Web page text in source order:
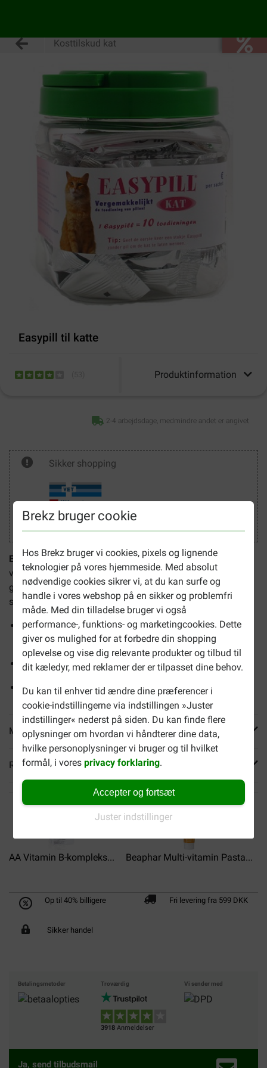
Brekz bruger cookie
Hos Brekz bruger vi cookies, pixels og lignende
teknologier på vores hjemmeside. Med absolut
nødvendige cookies sikrer vi, at du kan surfe og
handle i vores webshop på en sikker og problemfri
måde. Med din tilladelse bruger vi også
performance-, funktions- og marketingcookies. Dette
giver os mulighed for at forbedre din shopping
oplevelse og vise dig relevante produkter og tilbud til
dit kæledyr, med reklamer der er tilpasset dine behov.
Du kan til enhver tid ændre dine præferencer i
cookie-indstillingerne via indstillingen »Juster
indstillinger« nederst på siden. Du kan finde flere
oplysninger om hvordan vi håndterer dine data,
hvilke personoplysninger vi bruger og til hvilket
formål, i voresprivacy forklaring.
Accepter og fortsæt
Juster indstillinger
Kosttilskud kat
Easypill til katte
Produktinformation
2-4 arbejdsdage, medmindre andet er angivet
Sikker shopping
Easypill til katteer en formbar godbid med en meget
velsmagende sammensætning. Easypill gør det nemt at
give medicin (i tabletform) ved at maskere både form og
smag.
30 poser/Easypills: 1 pose svarer til ca.10
doseringer/portioner
Gør det nemmere at administrere tabletter
Let at forme
Mere info
Reviews
AA Vitamin B-kompleks... Beaphar Multi-vitamin Pasta...
Op til 40% billigere Fri levering fra 599 DKK
Sikker handel
Betalingsmetoder Troværdig
3918 Anmeldelser
Vi sender med
Ja, send tilbudsmail